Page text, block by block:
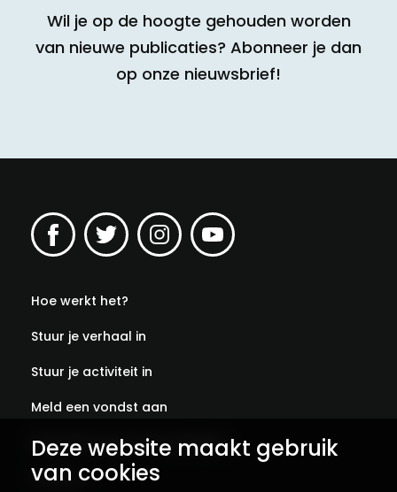
Deze website maakt gebruik
van cookies
Wil je op de hoogte gehouden worden
van nieuwe publicaties? Abonneer je dan
op onze nieuwsbrief!
Hoe werkt het?
Stuur je verhaal in
Stuur je activiteit in
Meld een vondst aan
Abonneer je op onze verhalen
Contact